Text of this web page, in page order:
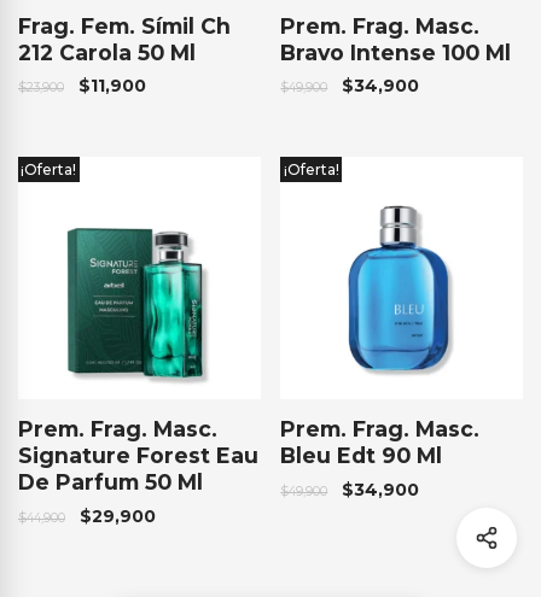
Frag. Fem. Símil Ch
212 Carola 50 Ml
$23,900 $11,900
Prem. Frag. Masc.
Bravo Intense 100 Ml
$49,900 $34,900
¡Oferta!
Prem. Frag. Masc.
Signature Forest Eau
De Parfum 50 Ml
$44,900 $29,900
¡Oferta!
Prem. Frag. Masc.
Bleu Edt 90 Ml
$49,900 $34,900